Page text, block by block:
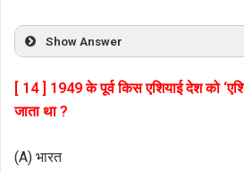
Show Answer
[ 14 ] 1949 के पूर्व किस एशियाई देश को
जाता था ?
(A) भारत